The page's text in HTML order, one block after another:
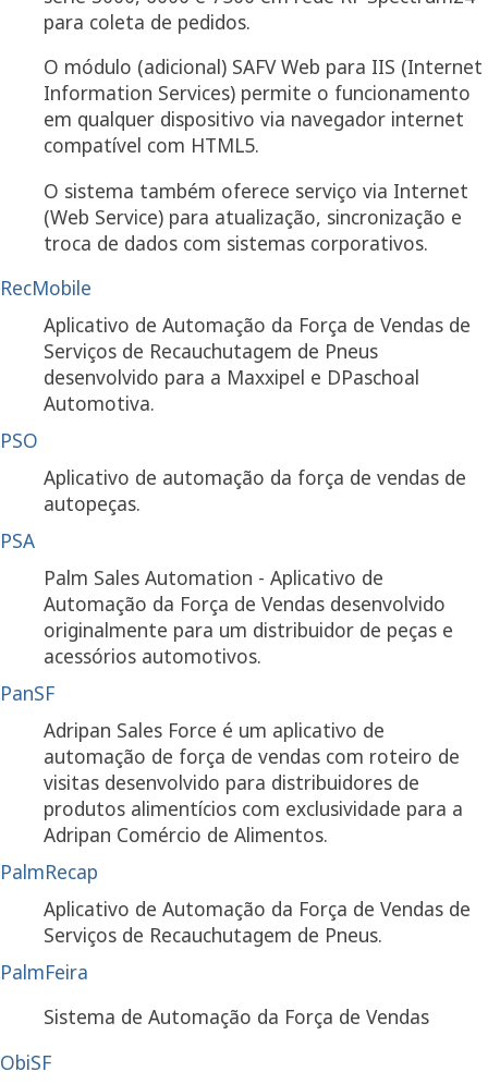
para coleta de pedidos.
O módulo (adicional) SAFV Web para IIS (Internet
Information Services) permite o funcionamento
em qualquer dispositivo via navegador internet
compatível com HTML5.
O sistema também oferece serviço via Internet
(Web Service) para atualização, sincronização e
troca de dados com sistemas corporativos.
RecMobile
Aplicativo de Automação da Força de Vendas de
Serviços de Recauchutagem de Pneus
desenvolvido para a Maxxipel e DPaschoal
Automotiva.
PSO
Aplicativo de automação da força de vendas de
autopeças.
PSA
Palm Sales Automation - Aplicativo de
Automação da Força de Vendas desenvolvido
originalmente para um distribuidor de peças e
acessórios automotivos.
PanSF
Adripan Sales Force é um aplicativo de
automação de força de vendas com roteiro de
visitas desenvolvido para distribuidores de
produtos alimentícios com exclusividade para a
Adripan Comércio de Alimentos.
PalmRecap
Aplicativo de Automação da Força de Vendas de
Serviços de Recauchutagem de Pneus.
PalmFeira
Sistema de Automação da Força de Vendas
ObiSF